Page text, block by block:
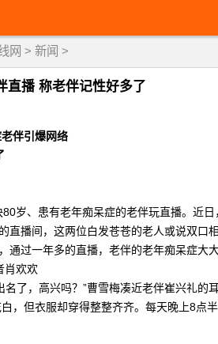
网 > 新闻 >
直播 称老伴记性好多了
伴引爆网络
、患有老年痴呆症的老伴玩直播。近日
播间，这两位白发苍苍的老人或说双口
过一年多的直播，老伴的老年痴呆症大
欢欢
，高兴吗？”曹雪梅凑近老伴崔兴礼的
但衣服却穿得整整齐齐。每天晚上8点